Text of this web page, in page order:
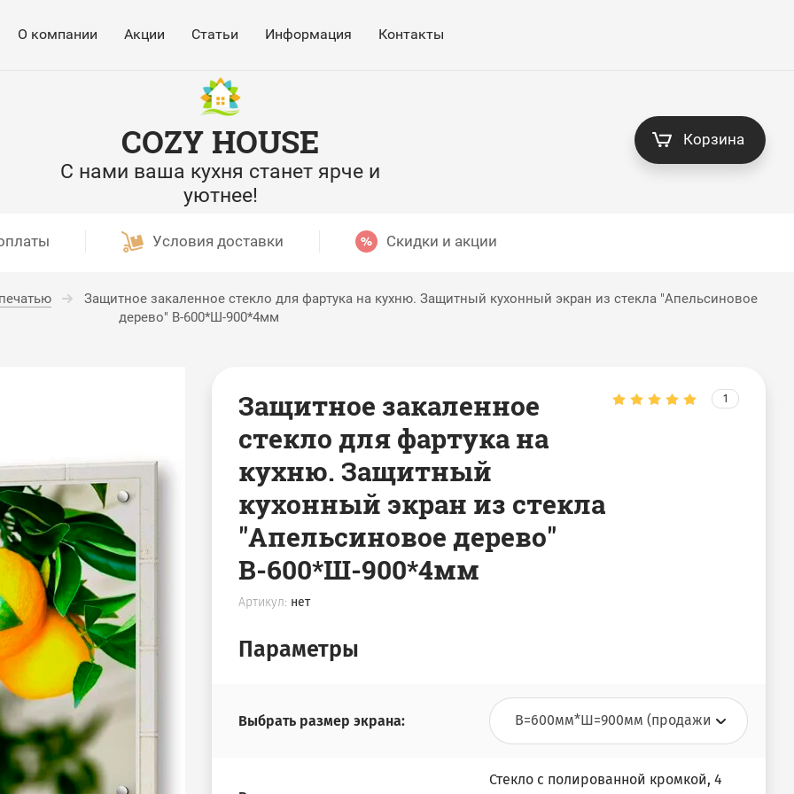
О компании Акции Статьи Информация Контакты
COZY HOUSE
С нами ваша кухня станет ярче и
уютнее!
Корзина
Условия доставки Скидки и акции
Защитное закаленное стекло для фартука на кухню. Защитный кухонный экран из стекла "Апельсиновое
дерево" В-600*Ш-900*4мм
Защитное закаленное
стекло для фартука на
кухню. Защитный
кухонный экран из стекла
"Апельсиновое дерево"
В-600*Ш-900*4мм
1
Артикул: нет
Параметры
Выбрать размер экрана:
Стекло с полированной кромкой, 4